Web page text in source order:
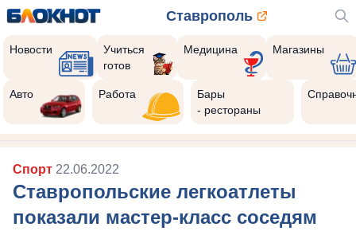
Ставрополь
Новости
Учиться
готов
Медицина Магазины
Авто Работа
Бары
- рестораны
Спорт 22.06.2022
Ставропольские легкоатлеты
показали мастер-класс соседям